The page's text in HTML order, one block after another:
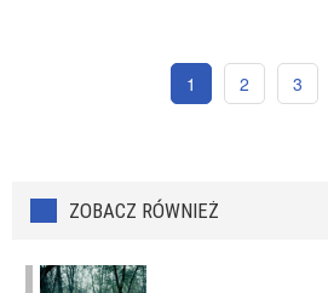
1 2 3
ZOBACZ RÓWNIEŻ